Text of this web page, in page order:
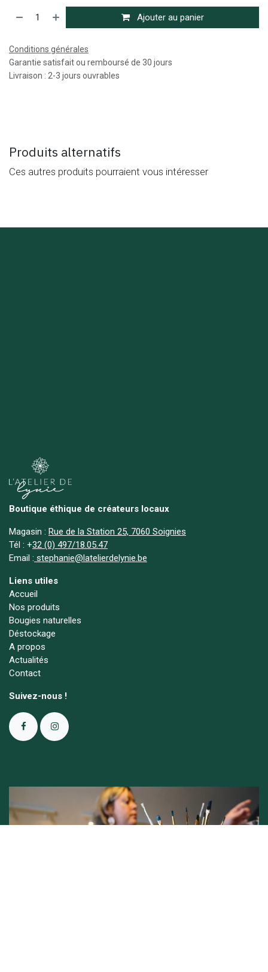
Ajouter au panier
Conditions générales
Garantie satisfait ou remboursé de 30 jours
Livraison : 2-3 jours ouvrables
Produits alternatifs
Ces autres produits pourraient vous intéresser
Boutique éthique de créateurs locaux
Magasin : Rue de la Station 25, 7060 Soignies
Tél : +32 (0) 497/18.05.47
Email : stephanie@latelierdelynie.be
Liens utiles
Accueil
Nos produits
Bougies naturelles
Déstockage
A propos
Actualités
Contact
Suivez-nous !